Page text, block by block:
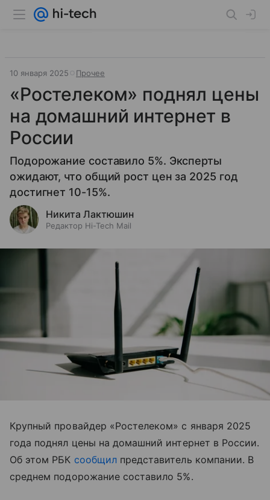
10 января 2025 Прочее
«Ростелеком» поднял цены
на домашний интернет в
России
Подорожание составило 5%. Эксперты
ожидают, что общий рост цен за 2025 год
достигнет 10-15%.
Никита Лактюшин
Редактор Hi-Tech Mail
Крупный провайдер «Ростелеком» с января 2025
года поднял цены на домашний интернет в России.
Об этом РБК сообщилпредставитель компании. В
среднем подорожание составило 5%.